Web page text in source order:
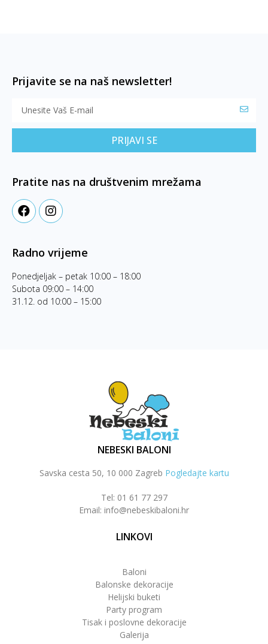
Prijavite se na naš newsletter!
PRIJAVI SE
Pratite nas na društvenim mrežama
Radno vrijeme
Ponedjeljak – petak 10:00 – 18:00
Subota 09:00 – 14:00
31.12. od 10:00 – 15:00
NEBESKI BALONI
Savska cesta 50, 10 000 Zagreb Pogledajte kartu
Tel: 01 61 77 297
Email: info@nebeskibaloni.hr
LINKOVI
Baloni
Balonske dekoracije
Helijski buketi
Party program
Tisak i poslovne dekoracije
Galerija